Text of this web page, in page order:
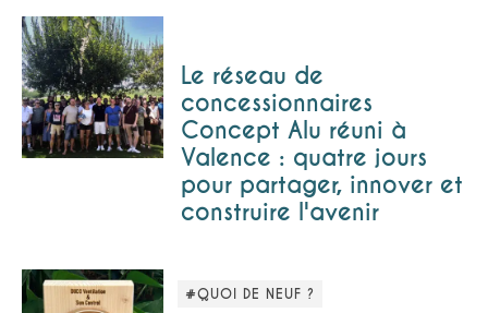
Le réseau de
concessionnaires
Concept Alu réuni à
Valence : quatre jours
pour partager, innover et
construire l'avenir
#QUOI DE NEUF ?